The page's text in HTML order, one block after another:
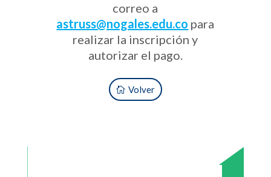
correo a
astruss@nogales.edu.co para
realizar la inscripción y
autorizar el pago.
Volver